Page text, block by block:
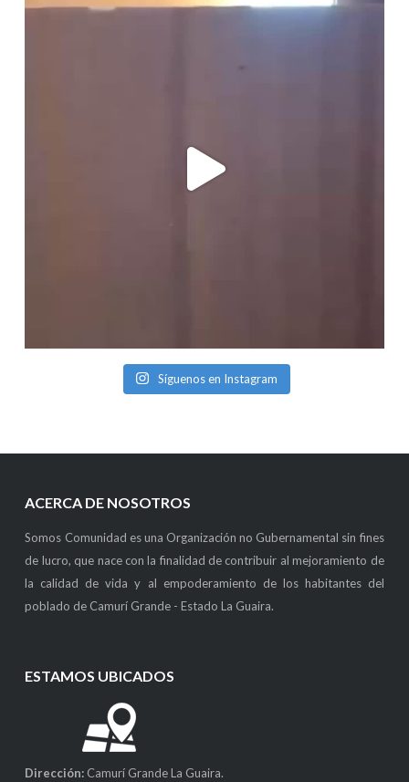
Síguenos en Instagram
ACERCA DE NOSOTROS
Somos Comunidad es una Organización no Gubernamental sin fines
de lucro, que nace con la finalidad de contribuir al mejoramiento de
la calidad de vida y al empoderamiento de los habitantes del
poblado de Camurí Grande - Estado La Guaira.
ESTAMOS UBICADOS
Dirección: Camurí Grande La Guaira.